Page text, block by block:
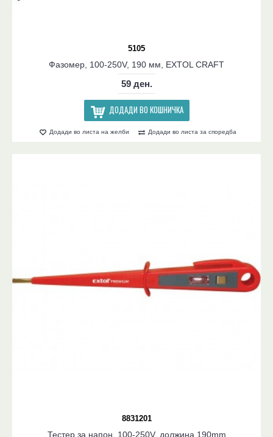
5105
Фазомер, 100-250V, 190 мм, EXTOL CRAFT
59 ден.
ДОДАДИ ВО КОШНИЧКА
Додади во листа на желби Додади во листа за споредба
8831201
Тестер за напон, 100-250V, должина 190mm